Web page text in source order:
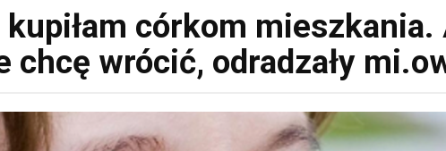
kupiłam córkom
chcę wrócić, odradzały